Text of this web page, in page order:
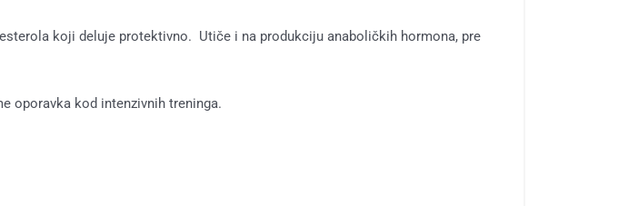
koji deluje protektivno. Utiče i na produkciju anaboličkih hormona, pre
oporavka kod intenzivnih treninga.